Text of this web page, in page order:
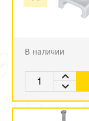
В наличии